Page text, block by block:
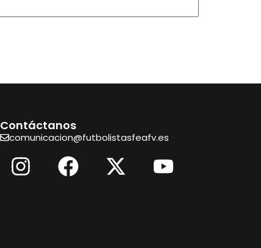
Contáctanos
comunicacion@futbolistasfeafv.es